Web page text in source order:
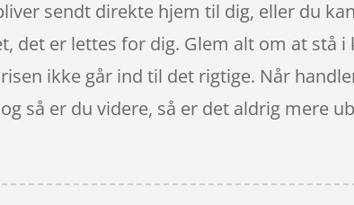
sendt direkte hjem til dig, eller du
det er lettes for dig. Glem alt om at stå
ikke går ind til det rigtige. Når
så er du videre, så er det aldrig mere